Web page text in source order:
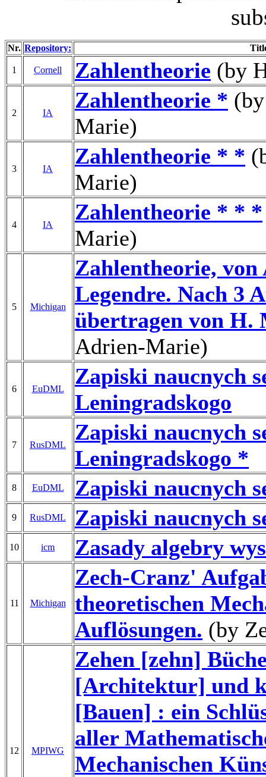
Nr. Repository:
1 Cornell Zahlentheorie (by
2 IA
Zahlentheorie *
Marie)
3 IA
Zahlentheorie * *
Marie)
4 IA
Zahlentheorie * * *
Marie)
5 Michigan
Zahlentheorie,
Legendre. Nach 3
übertragen von H.
Adrien-Marie)
6 EuDML
Zapiski naucnych
Leningradskogo
7 RusDML
Zapiski naucnych
Leningradskogo *
8 EuDML Zapiski naucnych
9 RusDML Zapiski naucnych
10 icm Zasady algebry
11 Michigan
Zech-Cranz'
theoretischen
Auflösungen. (by
12 MPIWG
Zehen [zehn]
[Architektur] und
[Bauen] : ein
aller
Mechanischen